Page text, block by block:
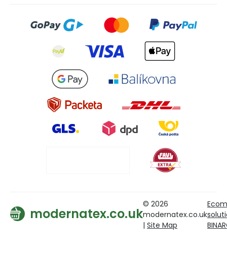
modernatex.co.uk
© 2026
modernatex.co.uk
| Site Map